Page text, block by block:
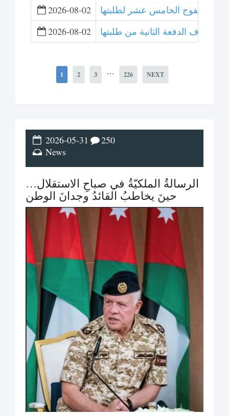
2026-08-02
تخريج الفوج الخامس عشر لطلبتها
2026-08-02
وتزف الدفعة الثانية من طلبتها
1 2 3 ... 226 NEXT
2026-05-31
News
250
الرسالةُ الملكيّةُ في صباحِ الاستقلال…
حينَ يخاطبُ القائدُ وجدانَ الوطن